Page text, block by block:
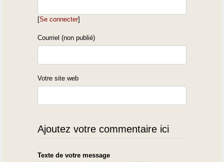
[Se connecter]
Courriel (non publié)
Votre site web
Ajoutez votre commentaire ici
Texte de votre message